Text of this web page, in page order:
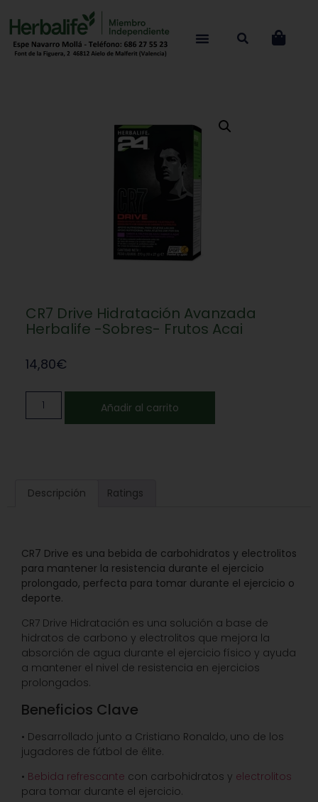
CR7 Drive Hidratación Avanzada
Herbalife -Sobres- Frutos Acai
14,80€
Añadir al carrito
Descripción Ratings
CR7 Drive es una bebida de carbohidratos y electrolitos
para mantener la resistencia durante el ejercicio
prolongado, perfecta para tomar durante el ejercicio o
deporte.
CR7 Drive Hidratación es una solución a base de
hidratos de carbono y electrolitos que mejora la
absorción de agua durante el ejercicio físico y ayuda
a mantener el nivel de resistencia en ejercicios
prolongados.
Beneficios Clave
• Desarrollado junto a Cristiano Ronaldo, uno de los
jugadores de fútbol de élite.
• Bebida refrescante con carbohidratos y electrolitos
para tomar durante el ejercicio.